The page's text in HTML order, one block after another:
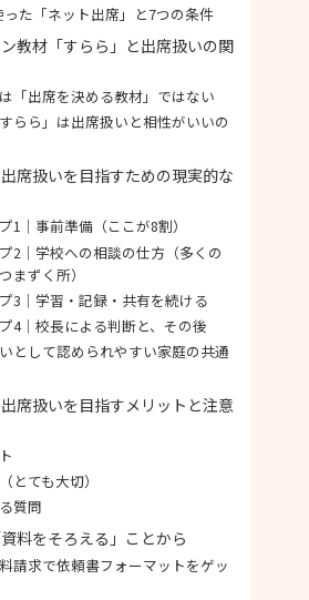
った「ネット出席」と7つの条件
教材「すらら」と出席扱いの関
「出席を決める教材」ではない
らら」は出席扱いと相性がいいの
席扱いを目指すための現実的な
1｜事前準備（ここが8割）
2｜学校への相談の仕方（多くの
まずく所）
3｜学習・記録・共有を続ける
4｜校長による判断と、その後
として認められやすい家庭の共通
席扱いを目指すメリットと注意
とても大切）
質問
料をそろえる」ことから
請求で依頼書フォーマットをゲッ